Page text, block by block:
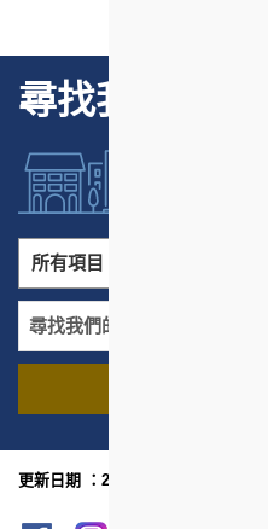
尋找我們的項目
所有項目
網頁指南
更新日期 ：2022年11月